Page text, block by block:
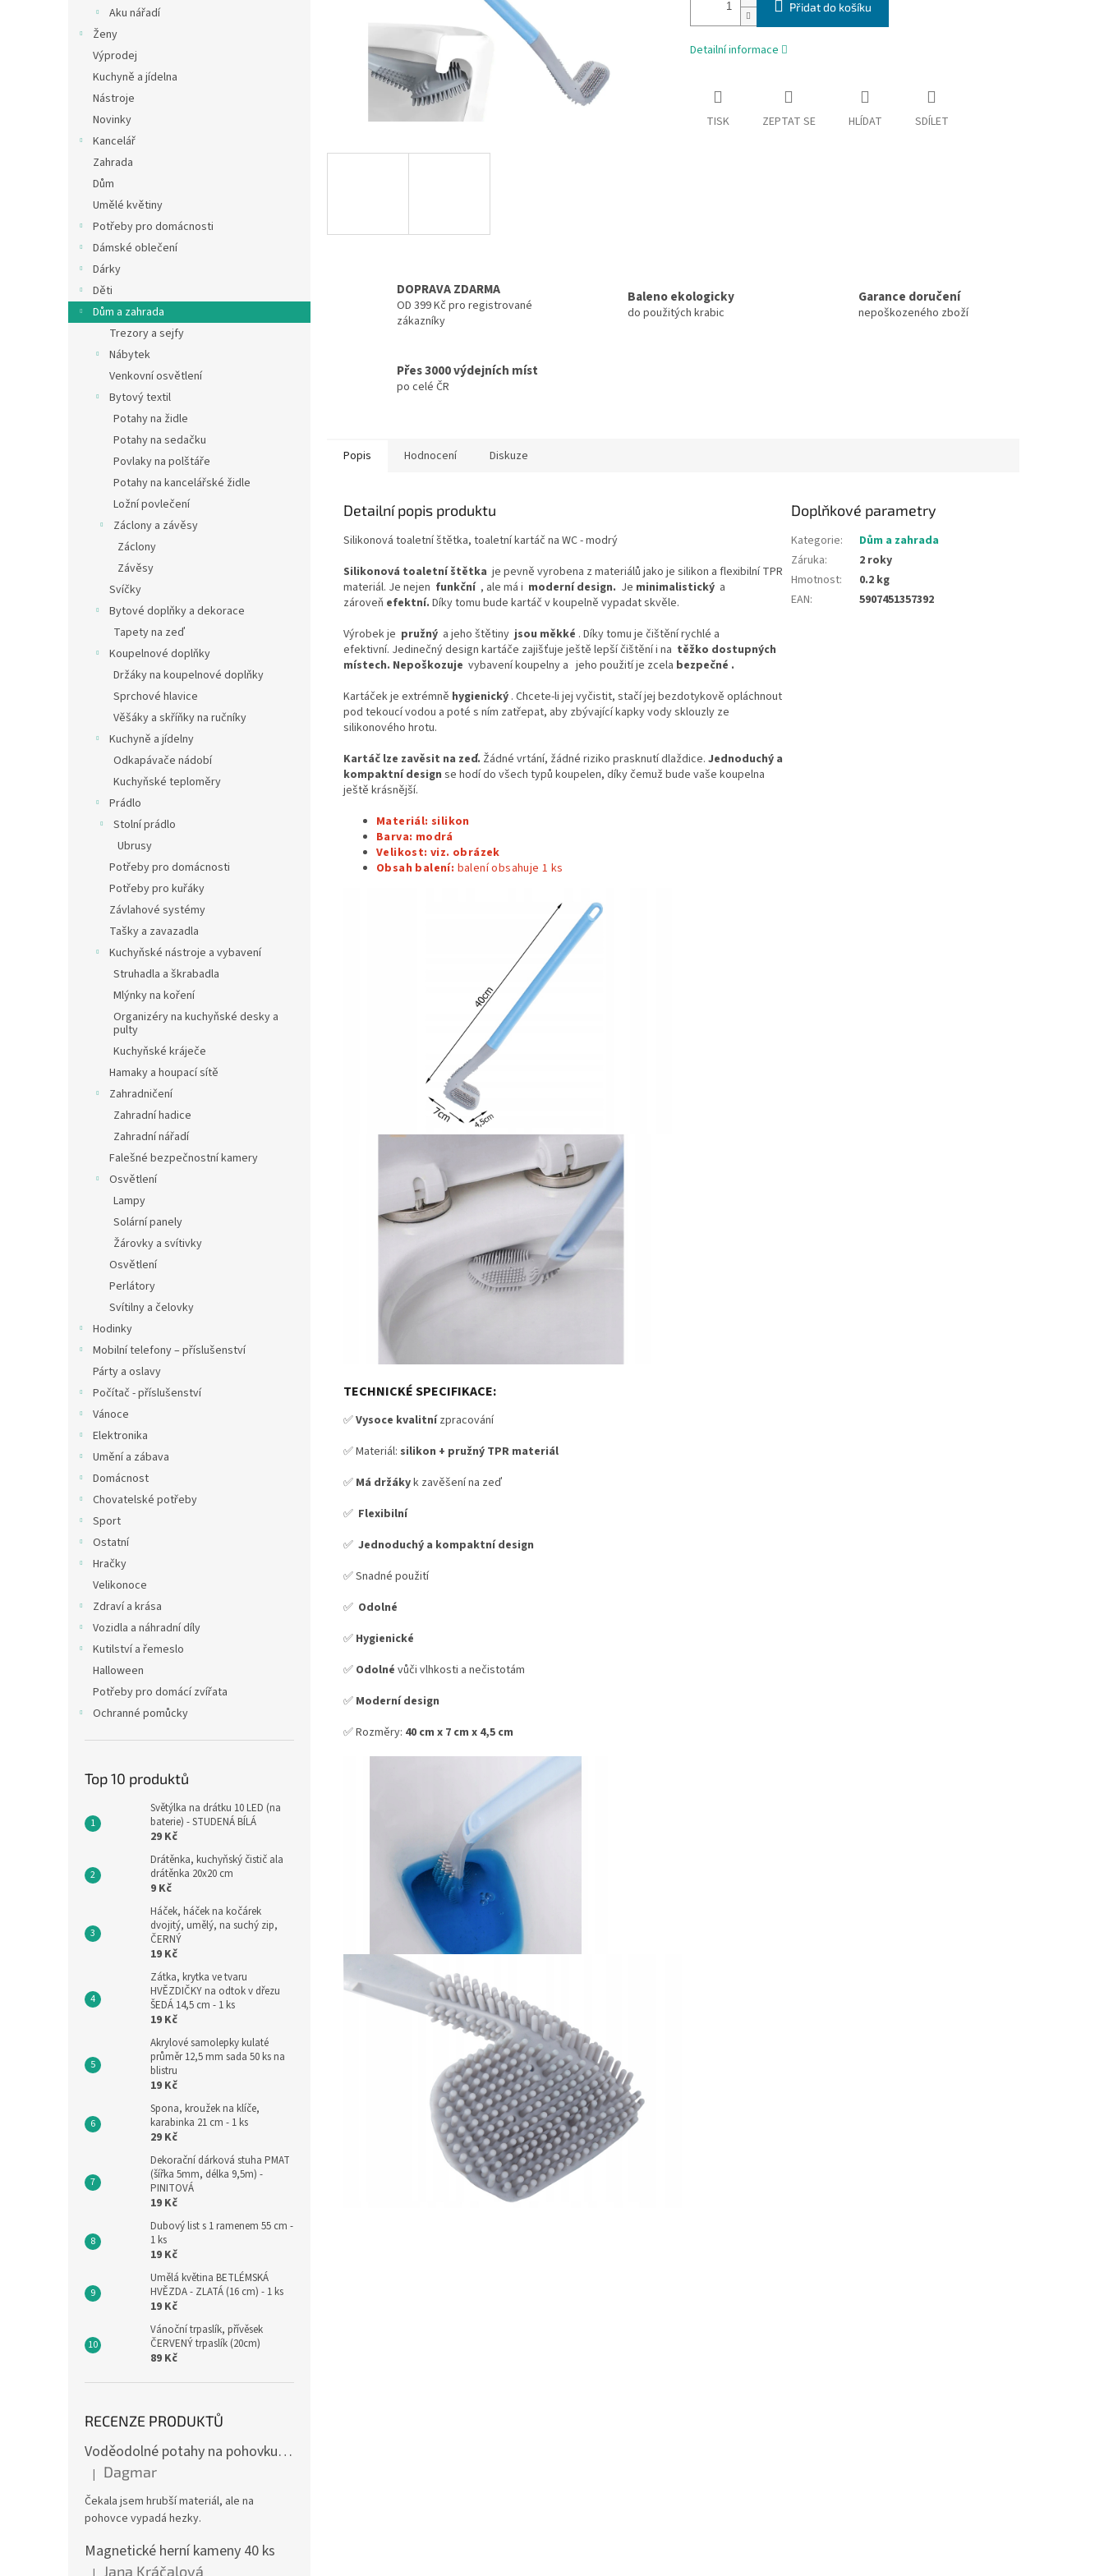
Aku nářadí
Ženy
Výprodej
Kuchyně a jídelna
Nástroje
Novinky
Kancelář
Zahrada
Dům
Umělé květiny
Potřeby pro domácnosti
Dámské oblečení
Dárky
Děti
Dům a zahrada
Trezory a sejfy
Nábytek
Venkovní osvětlení
Bytový textil
Potahy na židle
Potahy na sedačku
Povlaky na polštáře
Potahy na kancelářské židle
Ložní povlečení
Záclony a závěsy
Záclony
Závěsy
Svíčky
Bytové doplňky a dekorace
Tapety na zeď
Koupelnové doplňky
Držáky na koupelnové doplňky
Sprchové hlavice
Věšáky a skříňky na ručníky
Kuchyně a jídelny
Odkapávače nádobí
Kuchyňské teploměry
Prádlo
Stolní prádlo
Ubrusy
Potřeby pro domácnosti
Potřeby pro kuřáky
Závlahové systémy
Tašky a zavazadla
Kuchyňské nástroje a vybavení
Struhadla a škrabadla
Mlýnky na koření
Organizéry na kuchyňské desky a
pulty
Kuchyňské kráječe
Hamaky a houpací sítě
Zahradničení
Zahradní hadice
Zahradní nářadí
Falešné bezpečnostní kamery
Osvětlení
Lampy
Solární panely
Žárovky a svítivky
Osvětlení
Perlátory
Svítilny a čelovky
Hodinky
Mobilní telefony – příslušenství
Párty a oslavy
Počítač - příslušenství
Vánoce
Elektronika
Umění a zábava
Domácnost
Chovatelské potřeby
Sport
Ostatní
Hračky
Velikonoce
Zdraví a krása
Vozidla a náhradní díly
Kutilství a řemeslo
Halloween
Potřeby pro domácí zvířata
Ochranné pomůcky
Top 10 produktů
Světýlka na drátku 10 LED (na
baterie) - STUDENÁ BÍLÁ
29 Kč
Drátěnka, kuchyňský čistič ala
drátěnka 20x20 cm
9 Kč
Háček, háček na kočárek
dvojitý, umělý, na suchý zip,
ČERNÝ
19 Kč
Zátka, krytka ve tvaru
HVĚZDIČKY na odtok v dřezu
ŠEDÁ 14,5 cm - 1 ks
19 Kč
Akrylové samolepky kulaté
průměr 12,5 mm sada 50 ks na
blistru
19 Kč
Spona, kroužek na klíče,
karabinka 21 cm - 1 ks
29 Kč
Dekorační dárková stuha PMAT
(šířka 5mm, délka 9,5m) -
PINITOVÁ
19 Kč
Dubový list s 1 ramenem 55 cm -
1 ks
19 Kč
Umělá květina BETLÉMSKÁ
HVĚZDA - ZLATÁ (16 cm) - 1 ks
19 Kč
Vánoční trpaslík, přívěsek
ČERVENÝ trpaslík (20cm)
89 Kč
RECENZE PRODUKTŮ
Voděodolné potahy na pohovku se vzorem
Hodnocení produktu je 4 z 5 hvězdiček.
| Dagmar
Čekala jsem hrubší materiál, ale na
pohovce vypadá hezky.
Magnetické herní kameny 40 ks
Jana Kráčalová
Přidat do košíku
Detailní informace
TISK ZEPTAT SE HLÍDAT SDÍLET
DOPRAVA ZDARMA
OD 399 Kč pro registrované
zákazníky
Baleno ekologicky
do použitých krabic
Garance doručení
nepoškozeného zboží
Přes 3000 výdejních míst
po celé ČR
Popis Hodnocení Diskuze
Detailní popis produktu
Silikonová toaletní štětka, toaletní kartáč na WC - modrý
Silikonová toaletní štětka je pevně vyrobena z materiálů jako je silikon a flexibilní TPR
materiál. Je nejen funkční, ale má i moderní design. Je minimalistický a
zároveň efektní. Díky tomu bude kartáč v koupelně vypadat skvěle.
Výrobek je pružný a jeho štětiny jsou měkké . Díky tomu je čištění rychlé a
efektivní. Jedinečný design kartáče zajišťuje ještě lepší čištění i na těžko dostupných
místech. Nepoškozuje vybavení koupelny a jeho použití je zcela bezpečné .
Kartáček je extrémně hygienický . Chcete-li jej vyčistit, stačí jej bezdotykově opláchnout
pod tekoucí vodou a poté s ním zatřepat, aby zbývající kapky vody sklouzly ze
silikonového hrotu.
Kartáč lze zavěsit na zeď. Žádné vrtání, žádné riziko prasknutí dlaždice. Jednoduchý a
kompaktní design se hodí do všech typů koupelen, díky čemuž bude vaše koupelna
ještě krásnější.
Materiál: silikon
Barva: modrá
Velikost: viz. obrázek
Obsah balení: balení obsahuje 1 ks
TECHNICKÉ SPECIFIKACE:
✅Vysoce kvalitnízpracování
✅ Materiál: silikon + pružný TPR materiál
✅ Má držákyk zavěšení na zeď
✅ Flexibilní
✅ Jednoduchý a kompaktní design
✅ Snadné použití
✅ Odolné
✅ Hygienické
✅ Odolné vůči vlhkosti a nečistotám
✅ Moderní design
✅ Rozměry: 40 cm x 7 cm x 4,5 cm
Doplňkové parametry
Kategorie:
Dům a zahrada
Záruka:
2 roky
Hmotnost:
0.2 kg
EAN: 5907451357392